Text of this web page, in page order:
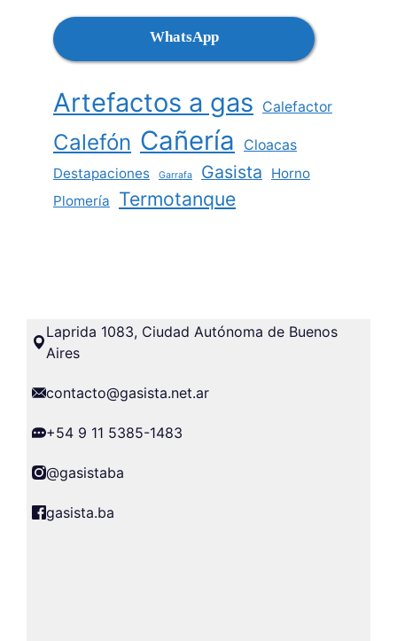
WhatsApp
Artefactos a gas Calefactor
Calefón Cañería
Cloacas
Destapaciones
Garrafa Gasista
Horno
Plomería
Termotanque
Laprida 1083, Ciudad Autónoma de Buenos
Aires
contacto@gasista.net.ar
+54 9 11 5385-1483
@gasistaba
gasista.ba